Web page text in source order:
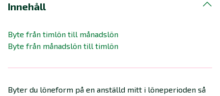
Innehåll
Byte från timlön till månadslön
Byte från månadslön till timlön
Byter du löneform på en anställd mitt i löneperioden så